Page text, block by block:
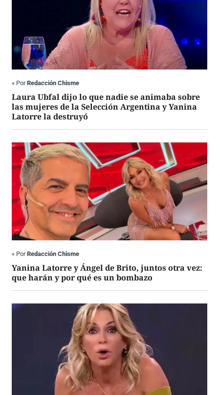
« PorRedacción Chisme
Laura Ubfal dijo lo que nadie se animaba sobre
las mujeres de la Selección Argentina y Yanina
Latorre la destruyó
« PorRedacción Chisme
Yanina Latorre y Ángel de Brito, juntos otra vez:
que harán y por qué es un bombazo